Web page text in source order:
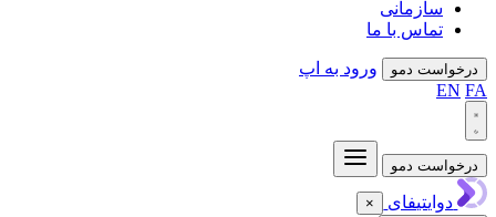
سازمانی
تماس با ما
دمو
ورود به اپ
EN
دمو
دوایتیفای
×